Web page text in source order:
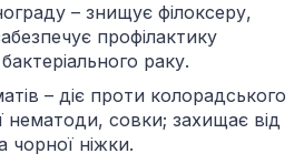
– знищує філоксеру,
профілактику
раку.
– діє проти колорадського
нематоди, совки; захищає від
чорної ніжки.